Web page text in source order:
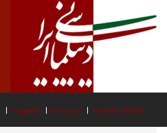
صفحه نخست درباره ما عضویت